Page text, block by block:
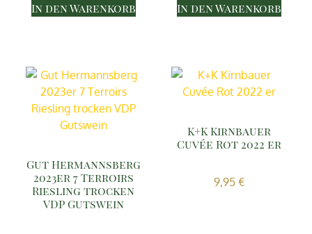
In den Warenkorb In den Warenkorb
Gut Hermannsberg
2023er 7 Terroirs
Riesling trocken
VDP Gutswein
K+K Kirnbauer
Cuvée Rot 2022 er
9,95 €